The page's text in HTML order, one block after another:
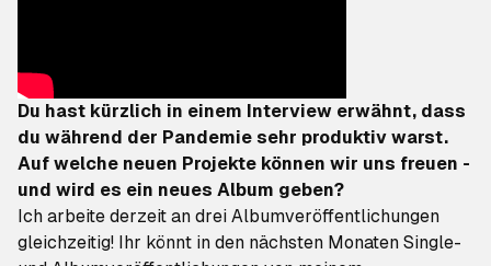
Du hast kürzlich in einem Interview erwähnt, dass
du während der Pandemie sehr produktiv warst.
Auf welche neuen Projekte können wir uns freuen -
und wird es ein neues Album geben?
Ich arbeite derzeit an drei Albumveröffentlichungen
gleichzeitig! Ihr könnt in den nächsten Monaten Single-